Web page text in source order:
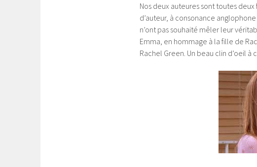
Nos deux auteures sont toutes
d’auteur, à consonance
n’ont pas souhaité mêler leur
Emma, en hommage à la fille de
Rachel Green. Un beau clin d’oeil